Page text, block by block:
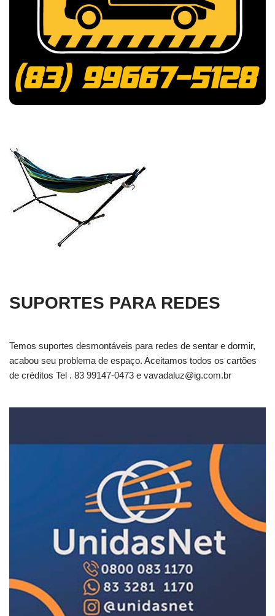
SUPORTES PARA REDES
Temos suportes desmontáveis para redes de sentar e dormir,
acabou seu problema de espaço. Aceitamos todos os cartões
de créditos Tel . 83 99147-0473 e vavadaluz@ig.com.br